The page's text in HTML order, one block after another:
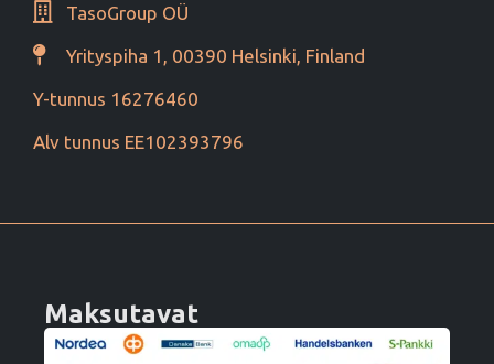
TasoGroup OÜ
Yrityspiha 1, 00390 Helsinki, Finland
Y-tunnus 16276460
Alv tunnus EE102393796
Maksutavat